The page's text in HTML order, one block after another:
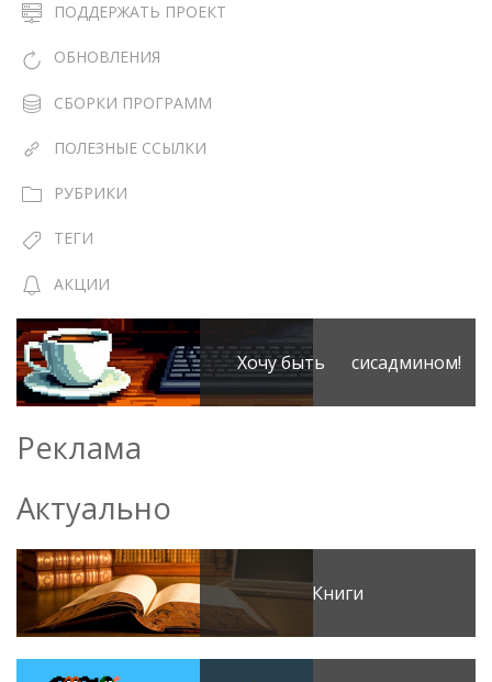
ПОДДЕРЖАТЬ ПРОЕКТ
ОБНОВЛЕНИЯ
СБОРКИ ПРОГРАММ
ПОЛЕЗНЫЕ ССЫЛКИ
РУБРИКИ
ТЕГИ
АКЦИИ
Хочу быть сисадмином!
Реклама
Актуально
Книги